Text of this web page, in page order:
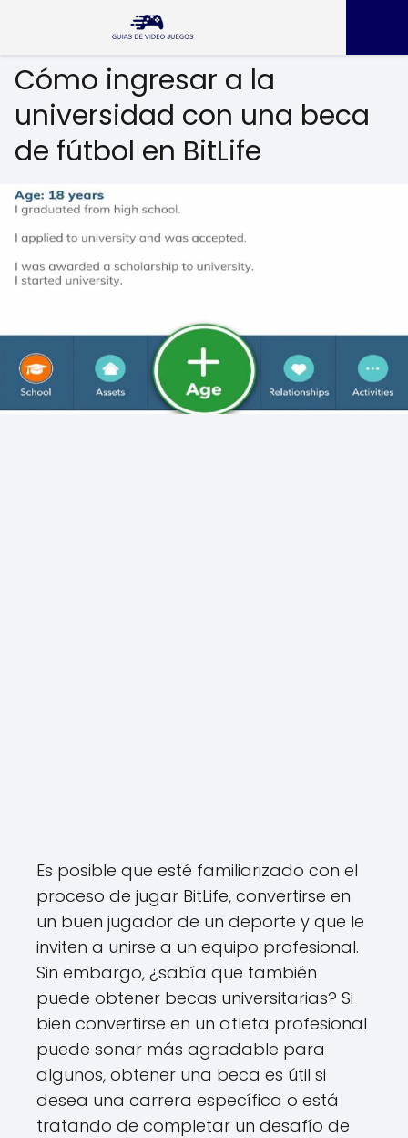
Cómo ingresar a la
universidad con una beca
de fútbol en BitLife
Es posible que esté familiarizado con el
proceso de jugar BitLife, convertirse en
un buen jugador de un deporte y que le
inviten a unirse a un equipo profesional.
Sin embargo, ¿sabía que también
puede obtener becas universitarias? Si
bien convertirse en un atleta profesional
puede sonar más agradable para
algunos, obtener una beca es útil si
desea una carrera específica o está
tratando de completar un desafío de